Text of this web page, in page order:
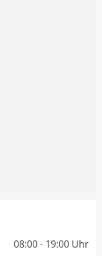
08:00 - 19:00 Uhr